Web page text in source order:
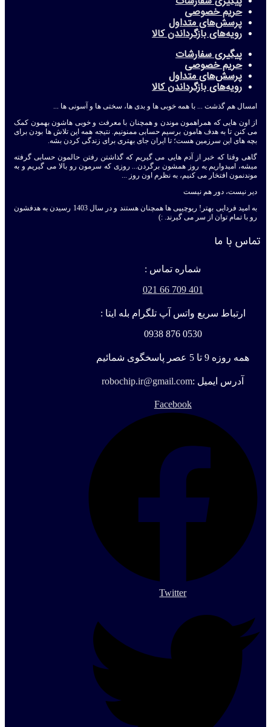
حریم خصوصی
پرسش‌های متداول
رویه‌های بازگرداندن کالا
پیگیری سفارشات
حریم خصوصی
پرسش‌های متداول
رویه‌های بازگرداندن کالا
امسال هم گذشت ... با همه خوبی ها و بدی ها، سختی ها و آسونی ها ...
از اون هایی که همراهمون موندن و همچنان با معرفت و خوبی هاشون بهمون کمک
می کنن تا به هدف هامون برسیم حسابی ممنونیم. نتیجه همه این تلاش ها بودن برای
بچه های این سرزمین هست؛ تا ایران جای بهتری برای زندگی کردن بشه.
گاهی وقتا که خبر از آدم هایی می گیریم که گذاشتن رفتن حالمون حسابی گرفته
میشه، امیدواریم یه روز همشون برگردن... روزی که سرمون رو بالا می گیریم و به
موندنمون افتخار می کنیم، به نظرم اون روز ...
دیر نیست، دور هم نیست
به امید فردایی بهتر! ربوچیپی ها همچنان هستند و در سال 1403 رسیدن به هدفشون
رو با تمام توان از سر می گیرند. :)
تماس با ما
شماره تماس :
401 709 66 021
ارتباط سریع واتس آپ تلگرام بله ایتا :
0530 876 0938
همه روزه 9 تا 5 عصر پاسخگوی شمائیم
آدرس ایمیل :robochip.ir@gmail.com
Facebook
Twitter